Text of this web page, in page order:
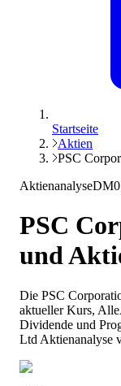
Startseite
Aktien
PSC
Aktienanalyse
PSC
und
Die PSC
aktueller Kurs,
Dividende und
Ltd Aktienanalyse